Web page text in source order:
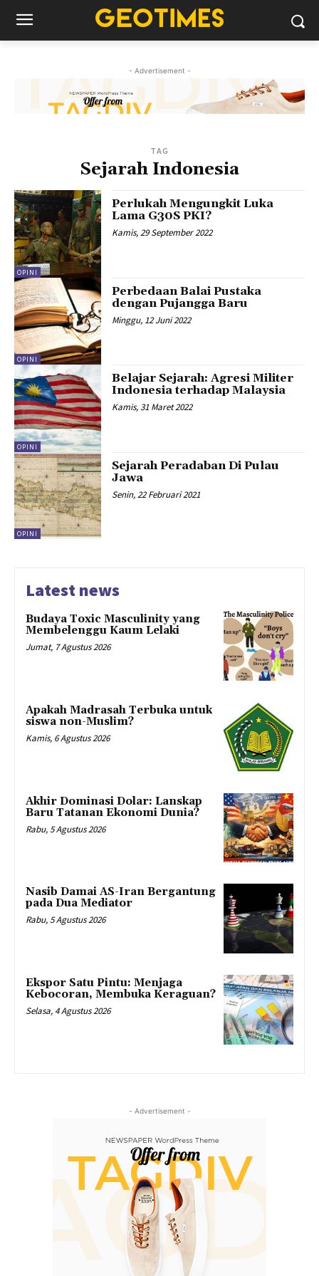
- Advertisement -
TAG
Sejarah Indonesia
OPINI
Perlukah Mengungkit Luka
Lama G30S PKI?
Kamis, 29 September 2022
OPINI
Perbedaan Balai Pustaka
dengan Pujangga Baru
Minggu, 12 Juni 2022
OPINI
Belajar Sejarah: Agresi Militer
Indonesia terhadap Malaysia
Kamis, 31 Maret 2022
OPINI
Sejarah Peradaban Di Pulau
Jawa
Senin, 22 Februari 2021
Latest news
Budaya Toxic Masculinity yang
Membelenggu Kaum Lelaki
Jumat, 7 Agustus 2026
Apakah Madrasah Terbuka untuk
siswa non-Muslim?
Kamis, 6 Agustus 2026
Akhir Dominasi Dolar: Lanskap
Baru Tatanan Ekonomi Dunia?
Rabu, 5 Agustus 2026
Nasib Damai AS-Iran Bergantung
pada Dua Mediator
Rabu, 5 Agustus 2026
Ekspor Satu Pintu: Menjaga
Kebocoran, Membuka Keraguan?
Selasa, 4 Agustus 2026
- Advertisement -